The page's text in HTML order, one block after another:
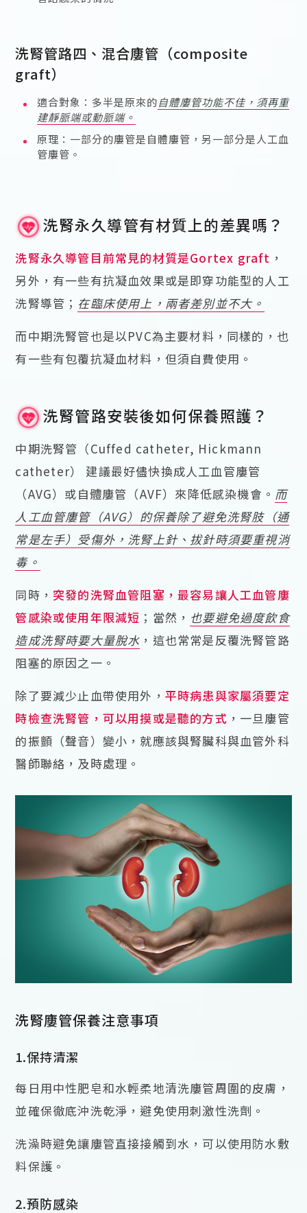
洗腎管路四、混合廔管（composite
graft）
適合對象：多半是原來的自體廔管功能不佳，須再重
建靜脈端或動脈端。
原理：一部分的廔管是自體廔管，另一部分是人工血
管廔管。
洗腎永久導管有材質上的差異嗎？
洗腎永久導管目前常見的材質是Gortex graft ，
另外，有一些有抗凝血效果或是即穿功能型的人工
洗腎導管； 在臨床使用上，兩者差別並不大。
而中期洗腎管也是以PVC為主要材料，同樣的，也
有一些有包覆抗凝血材料，但須自費使用。
洗腎管路安裝後如何保養照護？
中期洗腎管（Cuffed catheter, Hickmann
catheter） 建議最好儘快換成人工血管廔管
（AVG）或自體廔管（AVF）來降低感染機會。 而
人工血管廔管（AVG）的保養除了避免洗腎肢（通
常是左手）受傷外，洗腎上針、拔針時須要重視消
毒。
同時， 突發的洗腎血管阻塞，最容易讓人工血管廔
管感染或使用年限減短 ；當然， 也要避免過度飲食
造成洗腎時要大量脫水 ，這也常常是反覆洗腎管路
阻塞的原因之一。
除了要減少止血帶使用外， 平時病患與家屬須要定
時檢查洗腎管，可以用摸或是聽的方式 ，一旦廔管
的振顫（聲音）變小，就應該與腎臟科與血管外科
醫師聯絡，及時處理。
洗腎廔管保養注意事項
1.保持清潔
每日用中性肥皂和水輕柔地清洗廔管周圍的皮膚，
並確保徹底沖洗乾淨，避免使用刺激性洗劑。
洗澡時避免讓廔管直接接觸到水，可以使用防水敷
料保護。
2.預防感染